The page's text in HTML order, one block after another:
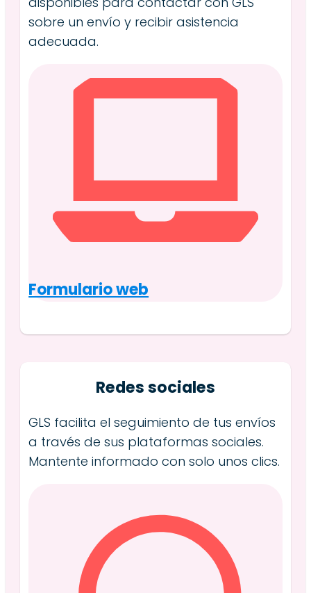
sobre un envío y recibir asistencia
adecuada.
Formulario web
Redes sociales
GLS facilita el seguimiento de tus envíos
a través de sus plataformas sociales.
Mantente informado con solo unos clics.